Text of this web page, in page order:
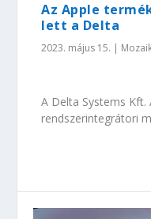
Az Apple
lett a Delta
2023. május 15. |
A Delta Systems Kft.
rendszerintegrátori